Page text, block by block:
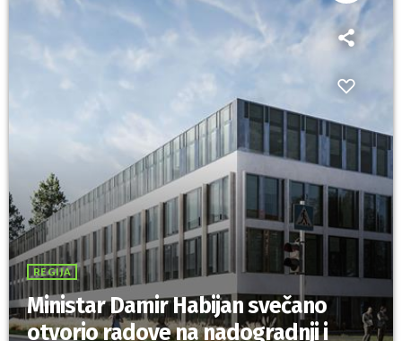
REGIJA
Ministar Damir Habijan svečano
otvorio radove na nadogradnji i